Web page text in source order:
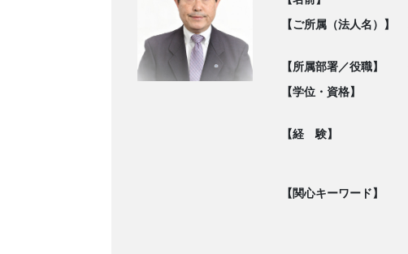
【ご所属（法人名）】
【所属部署／役職】
【学位・資格】
【経 験】
【関心キーワード】